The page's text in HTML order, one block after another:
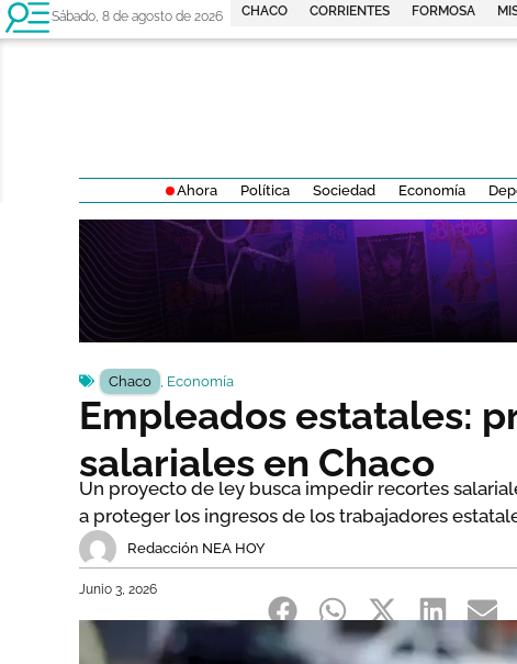
Sábado, 8 de agosto de 2026 CHACO CORRIENTES FORMOSA
Ahora Política Sociedad Economía
Chaco Economía
Empleados estatales:
salariales en Chaco
Un proyecto de ley busca impedir recortes
a proteger los ingresos de los trabajadores
Redacción NEA HOY
Junio 3, 2026